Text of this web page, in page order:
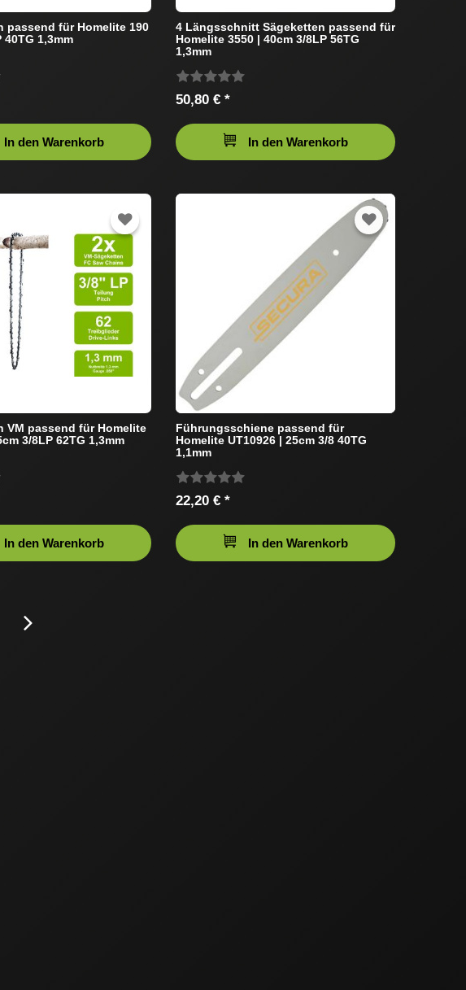
passend für Homelite 190
40TG 1,3mm
In den Warenkorb
4 Längsschnitt Sägeketten passend für
Homelite 3550 | 40cm 3/8LP 56TG
1,3mm
50,80 € *
In den Warenkorb
VM passend für Homelite
3/8LP 62TG 1,3mm
In den Warenkorb
Führungsschiene passend für
Homelite UT10926 | 25cm 3/8 40TG
1,1mm
22,20 € *
In den Warenkorb